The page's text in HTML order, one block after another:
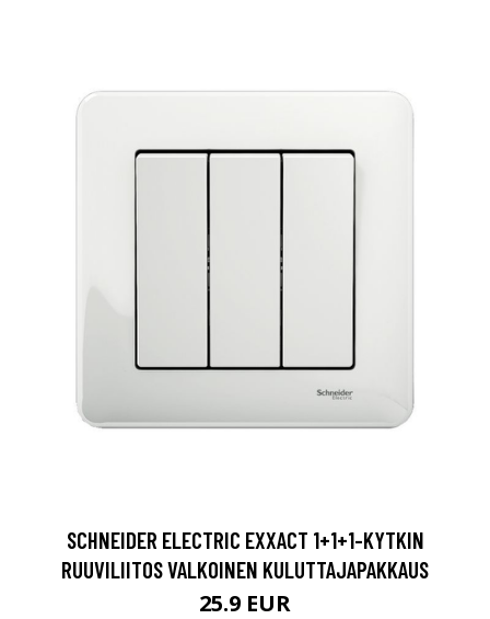
SCHNEIDER ELECTRIC EXXACT 1+1+1-KYTKIN
RUUVILIITOS VALKOINEN KULUTTAJAPAKKAUS
25.9 EUR